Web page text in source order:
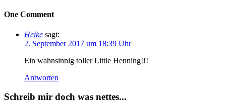
One Comment
Heike sagt:
2. September 2017 um 18:39 Uhr
Ein wahnsinnig toller Little Henning!!!
Antworten
Schreib mir doch was nettes...